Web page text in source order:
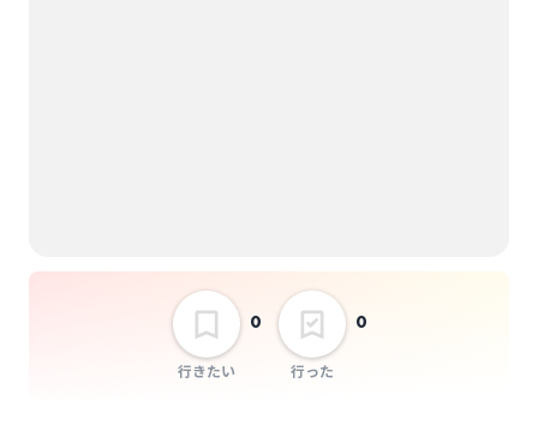
行きたい
0
行った
0